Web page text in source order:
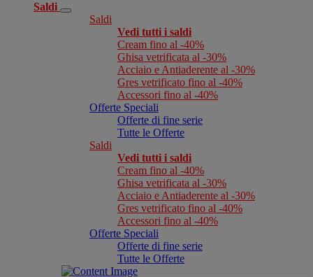
Saldi
Saldi
Vedi tutti i saldi
Cream fino al -40%
Ghisa vetrificata al -30%
Acciaio e Antiaderente al -30%
Gres vetrificato fino al -40%
Accessori fino al -40%
Offerte Speciali
Offerte di fine serie
Tutte le Offerte
Saldi
Vedi tutti i saldi
Cream fino al -40%
Ghisa vetrificata al -30%
Acciaio e Antiaderente al -30%
Gres vetrificato fino al -40%
Accessori fino al -40%
Offerte Speciali
Offerte di fine serie
Tutte le Offerte